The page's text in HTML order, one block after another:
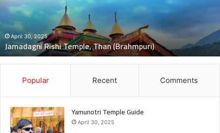
स
की
च
पे
ट
में
बा
आ
ने
से
भं
November 5, 2024
दुःखद : बस की चपेट में बाइक आने से भंकोली गांव के
मौत, 2 बच्चे गंभीर घायल
Popular Recent Comments
Yamunotri Temple Guide
April 30, 2025